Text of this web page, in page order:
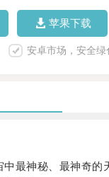
苹果下载
安卓市场，安全绿
神秘、最神奇的